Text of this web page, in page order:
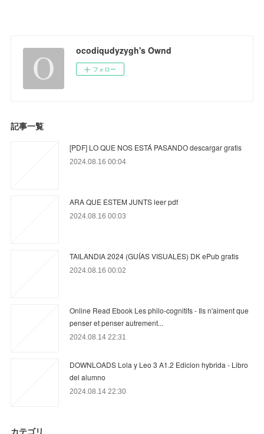
ocodiqudyzygh's Ownd
フォロー
記事一覧
[PDF] LO QUE NOS ESTÁ PASANDO descargar gratis
2024.08.16 00:04
ARA QUE ESTEM JUNTS leer pdf
2024.08.16 00:03
TAILANDIA 2024 (GUÍAS VISUALES) DK ePub gratis
2024.08.16 00:02
Online Read Ebook Les philo-cognitifs - Ils n'aiment que
penser et penser autrement...
2024.08.14 22:31
DOWNLOADS Lola y Leo 3 A1.2 Edicion hybrida - Libro
del alumno
2024.08.14 22:30
カテゴリ